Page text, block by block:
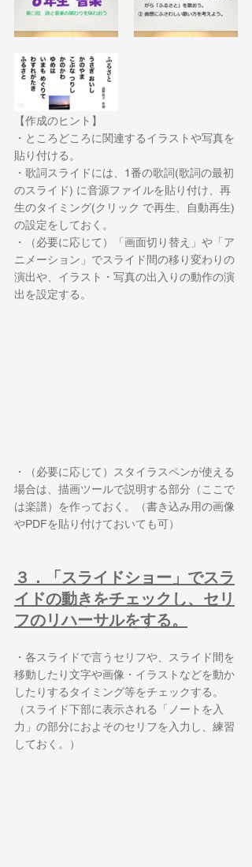
【作成のヒント】
・ところどころに関連するイラストや写真を
貼り付ける。
・歌詞スライドには、1番の歌詞(歌詞の最初
のスライド) に音源ファイルを貼り付け、再
生のタイミング(クリック で再生、自動再生)
の設定をしておく。
・（必要に応じて）「画面切り替え」や「ア
ニメーション」でスライド間の移り変わりの
演出や、イラスト・写真の出入りの動作の演
出を設定する。
・（必要に応じて）スタイラスペンが使える
場合は、描画ツールで説明する部分（ここで
は楽譜）を作っておく。（書き込み用の画像
やPDFを貼り付けておいても可）
３．「スライドショー」でスラ
イドの動きをチェックし、セリ
フのリハーサルをする。
・各スライドで言うセリフや、スライド間を
移動したり文字や画像・イラストなどを動か
したりするタイミング等をチェックする。
（スライド下部に表示される「ノートを入
力」の部分におよそのセリフを入力し、練習
しておく。）